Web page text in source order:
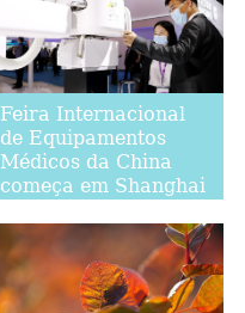
Feira Internacional
de Equipamentos
Médicos da China
começa em Shanghai